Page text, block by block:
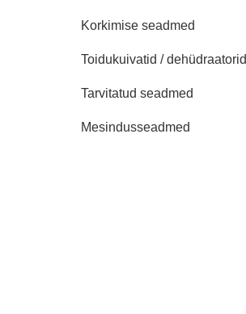
Korkimise seadmed
Toidukuivatid / dehüdraatorid
Tarvitatud seadmed
Mesindusseadmed